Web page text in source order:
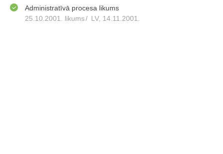
Administratīvā procesa likums
25.10.2001. likums/ LV, 14.11.2001.